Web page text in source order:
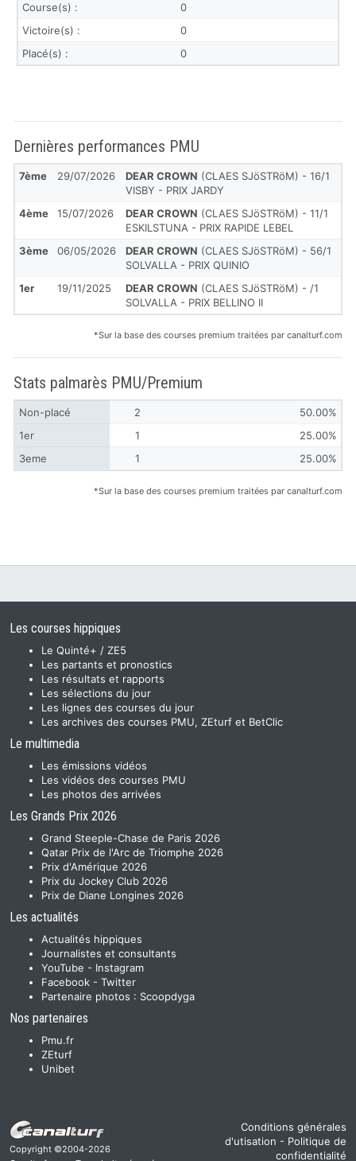
Course(s) :
0
Victoire(s) :
0
Placé(s) :
0
Dernières performances PMU
7ème 29/07/2026 DEAR CROWN (CLAES SJöSTRöM) - 16/1
VISBY - PRIX JARDY
4ème
15/07/2026 DEAR CROWN (CLAES SJöSTRöM) - 11/1
ESKILSTUNA - PRIX RAPIDE LEBEL
3ème
06/05/2026 DEAR CROWN (CLAES SJöSTRöM) - 56/1
SOLVALLA - PRIX QUINIO
1er
19/11/2025 DEAR CROWN (CLAES SJöSTRöM) - /1
SOLVALLA - PRIX BELLINO II
*Sur la base des courses premium traitées par canalturf.com
Stats palmarès PMU/Premium
Non-placé 2
50.00%
1er
1
25.00%
3eme
1 25.00%
*Sur la base des courses premium traitées par canalturf.com
Les courses hippiques
Le Quinté+ / ZE5
Les partants et pronostics
Les résultats et rapports
Les sélections du jour
Les lignes des courses du jour
Les archives des courses PMU, ZEturf et BetClic
Le multimedia
Les émissions vidéos
Les vidéos des courses PMU
Les photos des arrivées
Les Grands Prix 2026
Grand Steeple-Chase de Paris 2026
Qatar Prix de l'Arc de Triomphe 2026
Prix d'Amérique 2026
Prix du Jockey Club 2026
Prix de Diane Longines 2026
Les actualités
Actualités hippiques
Journalistes et consultants
YouTube - Instagram
Facebook - Twitter
Partenaire photos : Scoopdyga
Nos partenaires
Pmu.fr
ZEturf
Unibet
Copyright ©2004-2026
Conditions générales
d'utisation - Politique de
confidentialité